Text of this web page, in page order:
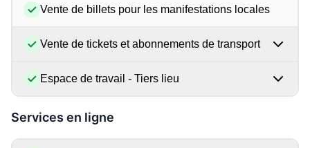
Vente de billets pour les manifestations locales
Vente de tickets et abonnements de transport
Espace de travail - Tiers lieu
Services en ligne